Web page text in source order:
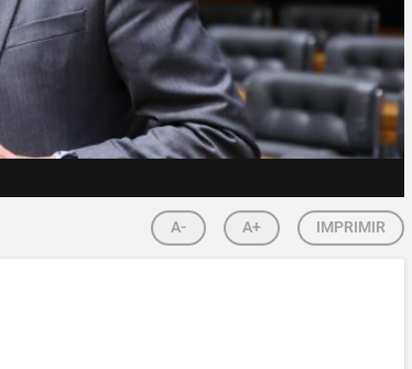
A- A+ IMPRIMIR